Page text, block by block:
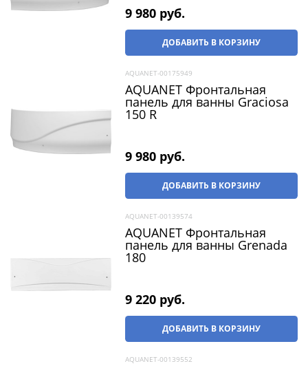
9 980 руб.
ДОБАВИТЬ В КОРЗИНУ
AQUANET-00175949
AQUANET Фронтальная
панель для ванны Graciosa
150 R
9 980 руб.
ДОБАВИТЬ В КОРЗИНУ
AQUANET-00139574
AQUANET Фронтальная
панель для ванны Grenada
180
9 220 руб.
ДОБАВИТЬ В КОРЗИНУ
AQUANET-00139552